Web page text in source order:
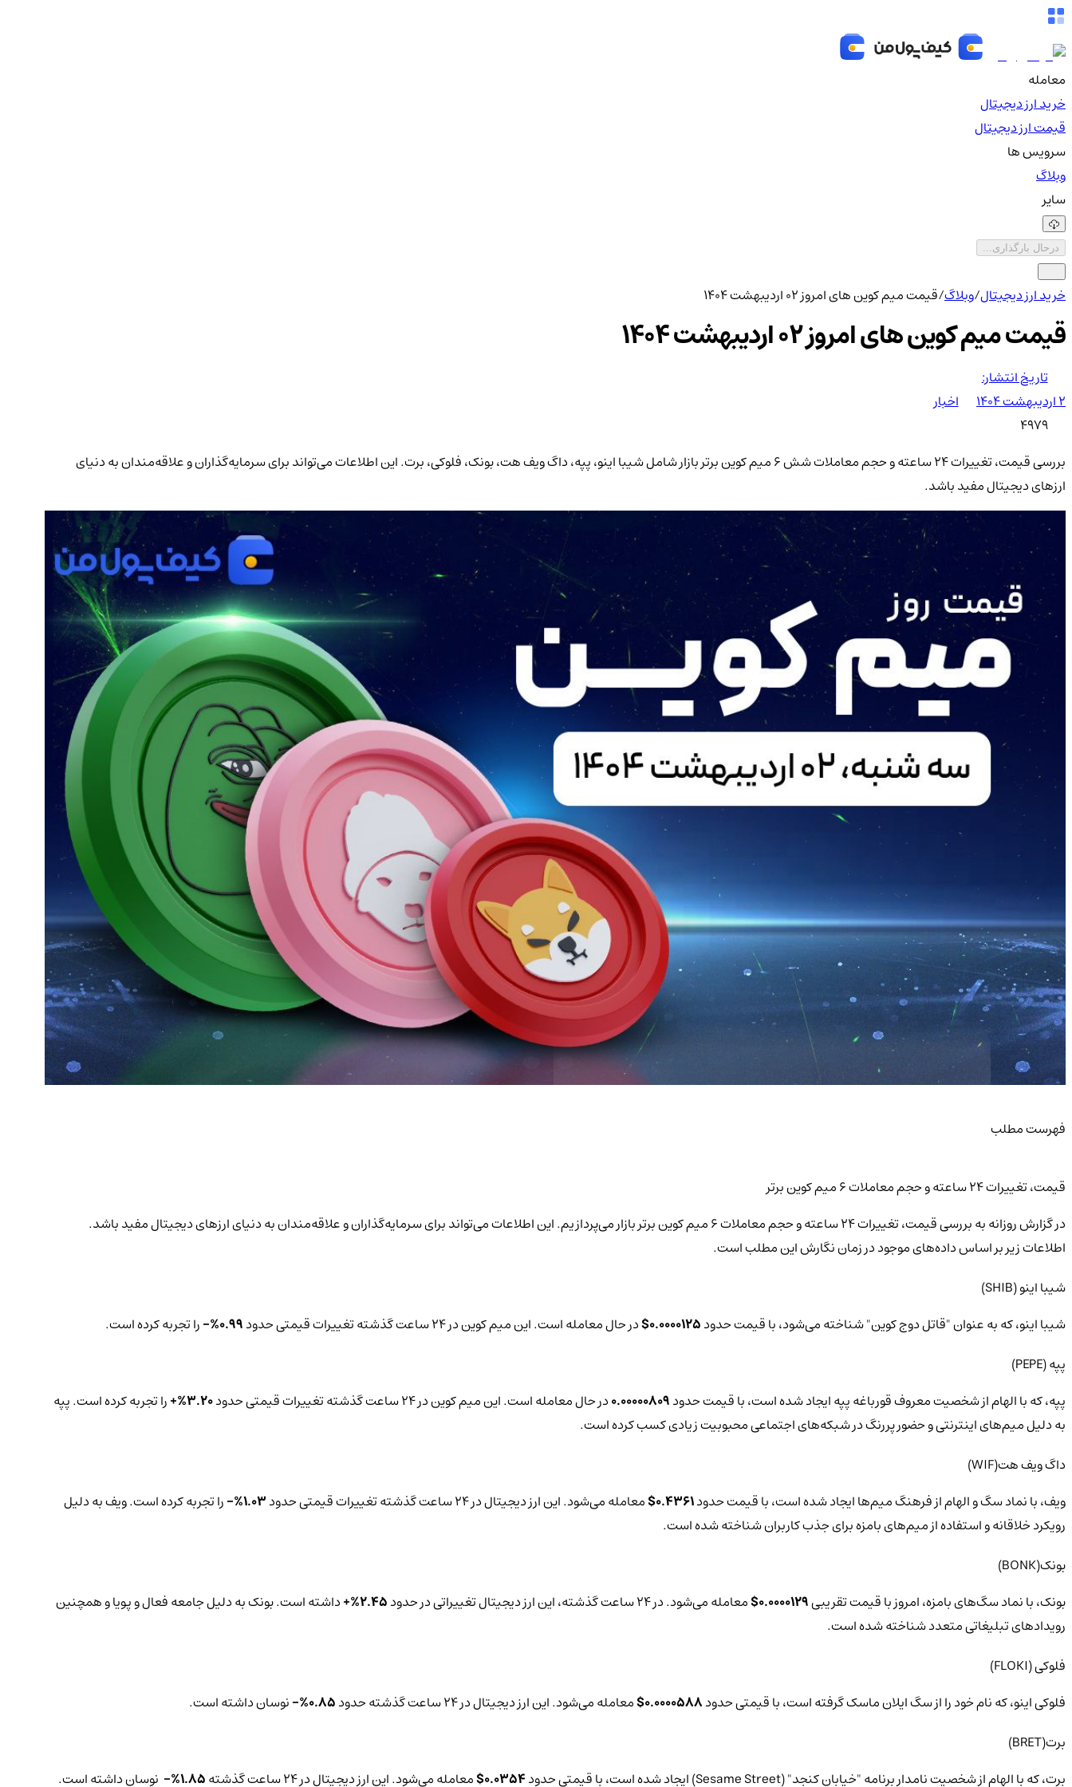
معامله
خرید ارز دیجیتال
قیمت ارز دیجیتال
سرویس ها
وبلاگ
سایر
درحال بارگذاری...
خرید ارز دیجیتال/وبلاگ/قیمت میم کوین های امروز ۰۲ اردیبهشت ۱۴۰۴
قیمت میم کوین های امروز ۰۲ اردیبهشت ۱۴۰۴
تاریخ انتشار:
۲ اردیبهشت ۱۴۰۴
اخبار
4979
بررسی قیمت، تغییرات 24 ساعته و حجم معاملات شش 6 میم کوین برتر بازار شامل شیبا اینو، پپه، داگ ویف هت، بونک، فلوکی، برت. این اطلاعات می‌تواند برای سرمایه‌گذاران و علاقه‌مندان به دنیای
ارزهای دیجیتال مفید باشد.
فهرست مطلب
قیمت، تغییرات 24 ساعته و حجم معاملات 6 میم کوین برتر
در گزارش روزانه به بررسی قیمت، تغییرات 24 ساعته و حجم معاملات 6 میم کوین برتر بازار می‌پردازیم. این اطلاعات می‌تواند برای سرمایه‌گذاران و علاقه‌مندان به دنیای ارزهای دیجیتال مفید باشد.
اطلاعات زیر بر اساس داده‌های موجود در زمان نگارش این مطلب است.
شیبا اینو (SHIB)
شیبا اینو، که به عنوان "قاتل دوج کوین" شناخته می‌شود، با قیمت حدود0.0000125$ در حال معامله است. این میم کوین در 24 ساعت گذشته تغییرات قیمتی حدود 0.99%-
را تجربه کرده است.
پپه (PEPE)
پپه، که با الهام از شخصیت معروف قورباغه پپه ایجاد شده است، با قیمت حدود0.00000809در حال معامله است. این میم کوین در 24 ساعت گذشته تغییرات قیمتی حدود 3.20%+
را تجربه کرده است. پپه
به دلیل میم‌های اینترنتی و حضور پررنگ در شبکه‌های اجتماعی محبوبیت زیادی کسب کرده است.
داگ ویف هت(WIF)
ویف، با نماد سگ و الهام از فرهنگ میم‌ها ایجاد شده است، با قیمت حدود0.4361$ معامله می‌شود. این ارز دیجیتال در 24 ساعت گذشته تغییرات قیمتی حدود 1.03%-
را تجربه کرده است. ویف به دلیل
رویکرد خلاقانه و استفاده از میم‌های بامزه برای جذب کاربران شناخته شده است.
بونک(BONK)
بونک، با نماد سگ‌های بامزه، امروز با قیمت تقریبی0.0000129$ معامله می‌شود. در 24 ساعت گذشته، این ارز دیجیتال تغییراتی در حدود 2.45%+
داشته است. بونک به دلیل جامعه فعال و پویا و همچنین
رویدادهای تبلیغاتی متعدد شناخته شده است.
فلوکی (FLOKI)
فلوکی اینو، که نام خود را از سگ ایلان ماسک گرفته است، با قیمتی حدود0.0000588$ معامله می‌شود. این ارز دیجیتال در 24 ساعت گذشته حدود 0.85%-
نوسان داشته است.
برت(BRET)
برت، که با الهام از شخصیت نامدار برنامه "خیابان کنجد" (Sesame Street) ایجاد شده است، با قیمتی حدود
0.0354$ معامله می‌شود. این ارز دیجیتال در 24 ساعت گذشته 1.85%- نوسان داشته است.